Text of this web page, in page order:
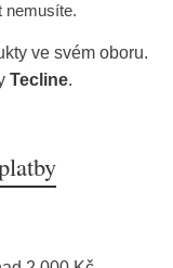
nemusíte.
ve svém oboru.
Tecline.